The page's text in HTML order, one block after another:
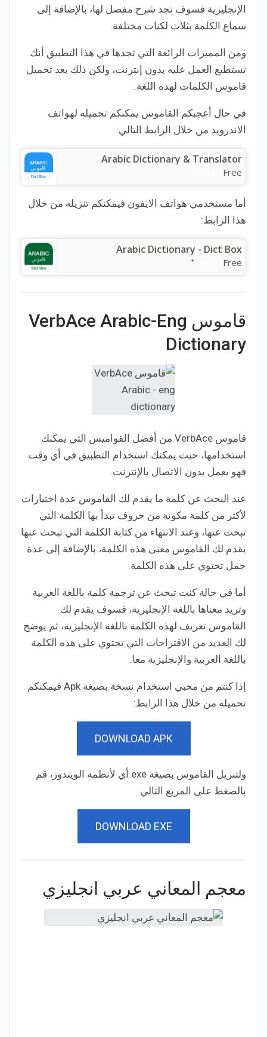
الإنجليزية فسوف تجد شرح مفصل لها، بالإضافة إلى
سماع الكلمة بثلاث لكنات مختلفة.
ومن المميزات الرائعة التي تجدها في هذا التطبيق أنك
تستطيع العمل عليه بدون إنترنت، ولكن ذلك بعد تحميل
قاموس الكلمات لهذه اللغة.
في حال أعجبكم القاموس يمكنكم تحميله لهواتف
الاندرويد من خلال الرابط التالي:
Arabic Dictionary & Translator
Free
أما مستخدمي هواتف الايفون فيمكنكم تنزيله من خلال
هذا الرابط:
Arabic Dictionary - Dict Box
Free
+
قاموس VerbAce Arabic-Eng
Dictionary
قاموس VerbAce من أفضل القواميس التي يمكنك
استخدامها، حيث يمكنك استخدام التطبيق في أي وقت
فهو يعمل بدون الاتصال بالإنترنت.
عند البحث عن كلمة ما يقدم لك القاموس عدة اختيارات
لأكثر من كلمة مكونة من حروف تبدأ بها الكلمة التي
تبحث عنها، وعند الانتهاء من كتابة الكلمة التي تبحث عنها
يقدم لك القاموس معنى هذه الكلمة، بالإضافة إلى عدة
جمل تحتوي على هذه الكلمة.
أما في حالة كنت تبحث عن ترجمة كلمة باللغة العربية
وتريد معناها باللغة الإنجليزية، فسوف يقدم لك
القاموس تعريف لهذه الكلمة باللغة الإنجليزية، ثم يوضح
لك العديد من الاقتراحات التي تحتوي على هذه الكلمة
باللغة العربية والإنجليزية معا.
إذا كنتم من محبي استخدام نسخة بصيغة Apk فيمكنكم
تحميله من خلال هذا الرابط:
DOWNLOAD APK
ولتنزيل القاموس بصيغة exe أي لأنظمة الويندوز، قم
بالضغط على المربع التالي
DOWNLOAD EXE
معجم المعاني عربي انجليزي